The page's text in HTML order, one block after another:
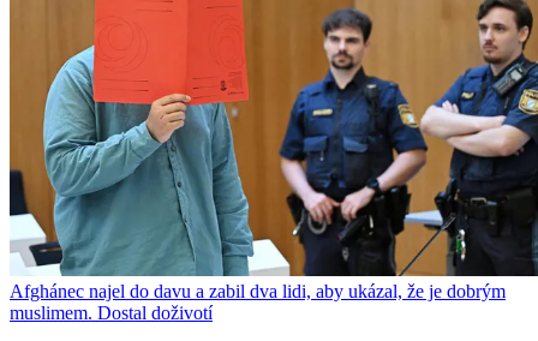
Afghánec najel do davu a zabil dva lidi, aby ukázal, že je dobrým
muslimem. Dostal doživotí